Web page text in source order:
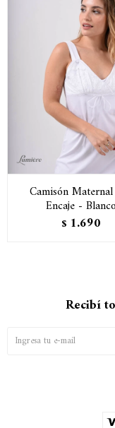
Camisón
Encaje - Blanco
$ 1.690
Recibí